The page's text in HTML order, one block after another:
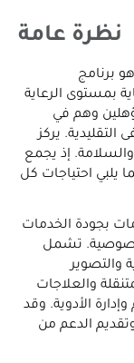
نظرة عامة
برنامج
بمستوى الرعاية
وهم في
يركز
والسلامة. إذ يجمع
يلبي احتياجات كل
بجودة الخدمات
تشمل
والتصوير
والعلاجات
الأدوية. وقد
الدعم من